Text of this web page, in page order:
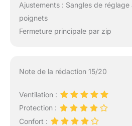
Ajustements : Sangles de réglage
poignets
Fermeture principale par zip
Note de la rédaction 15/20
Ventilation :
Protection :
Confort :